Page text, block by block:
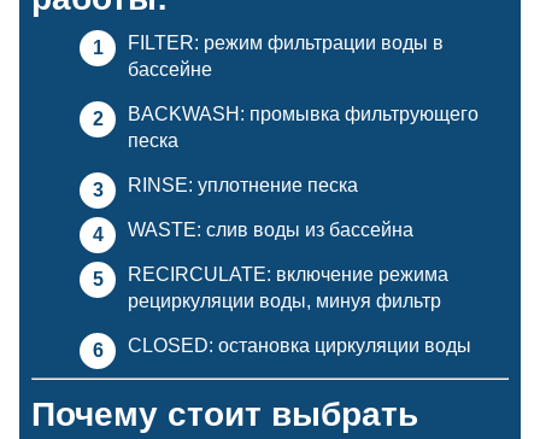
FILTER: режим фильтрации воды в
бассейне
BACKWASH: промывка фильтрующего
песка
RINSE: уплотнение песка
WASTE: слив воды из бассейна
RECIRCULATE: включение режима
рециркуляции воды, минуя фильтр
CLOSED: остановка циркуляции воды
Почему стоит выбрать